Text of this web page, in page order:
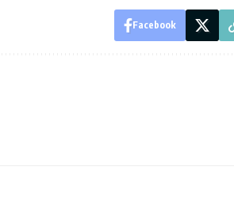
Facebook